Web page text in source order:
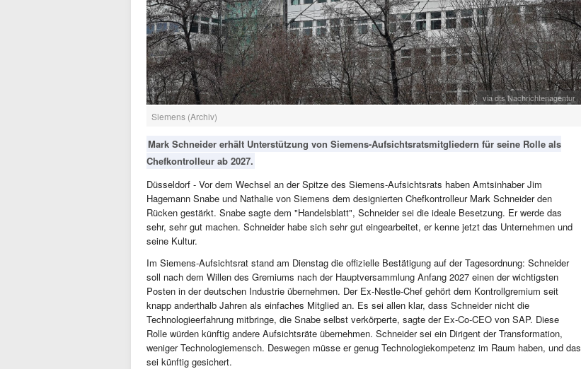
via dts Nachrichtenagentur
Siemens (Archiv)
Mark Schneider erhält Unterstützung von Siemens-Aufsichtsratsmitgliedern für seine Rolle als
Chefkontrolleur ab 2027.
Düsseldorf - Vor dem Wechsel an der Spitze des Siemens-Aufsichtsrats haben Amtsinhaber Jim
Hagemann Snabe und Nathalie von Siemens dem designierten Chefkontrolleur Mark Schneider den
Rücken gestärkt. Snabe sagte dem "Handelsblatt", Schneider sei die ideale Besetzung. Er werde das
sehr, sehr gut machen. Schneider habe sich sehr gut eingearbeitet, er kenne jetzt das Unternehmen und
seine Kultur.
Im Siemens-Aufsichtsrat stand am Dienstag die offizielle Bestätigung auf der Tagesordnung: Schneider
soll nach dem Willen des Gremiums nach der Hauptversammlung Anfang 2027 einen der wichtigsten
Posten in der deutschen Industrie übernehmen. Der Ex-Nestle-Chef gehört dem Kontrollgremium seit
knapp anderthalb Jahren als einfaches Mitglied an. Es sei allen klar, dass Schneider nicht die
Technologieerfahrung mitbringe, die Snabe selbst verkörperte, sagte der Ex-Co-CEO von SAP. Diese
Rolle würden künftig andere Aufsichtsräte übernehmen. Schneider sei ein Dirigent der Transformation,
weniger Technologiemensch. Deswegen müsse er genug Technologiekompetenz im Raum haben, und das
sei künftig gesichert.